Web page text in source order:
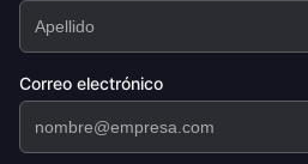
Correo electrónico